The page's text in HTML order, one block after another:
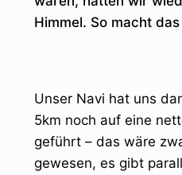
Himmel. So macht
Unser Navi hat uns
5km noch auf eine
geführt – das wäre
gewesen, es gibt